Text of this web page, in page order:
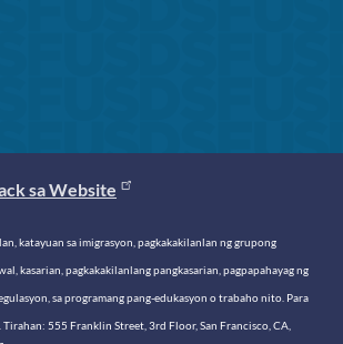
sa Website
katayuan sa imigrasyon, pagkakakilanlan ng grupong
kasarian, pagkakakilanlang pangkasarian, pagpapahayag ng
sa programang pang-edukasyon o trabaho nito. Para
555 Franklin Street, 3rd Floor, San Francisco, CA,